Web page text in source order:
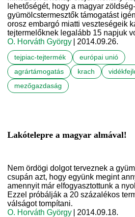
lehetőségét, hogy a magyar
gyümölcstermesztők támogatást
orosz embargó miatti veszteségeik
tejtermelőknek legalább 15 napjuk
O. Horváth György
| 2014.09.26.
tejpiac-tejtermék
európai unió
agrártámogatás
krach
mezőgazdaság
Lakótelepre a magyar almával!
Nem ördögi dolgot terveznek a
csupán azt, hogy együnk megint
amennyit már elfogyasztottunk a
Ezzel próbálják a 20 százalékos
válságot tompítani.
O. Horváth György
| 2014.09.18.